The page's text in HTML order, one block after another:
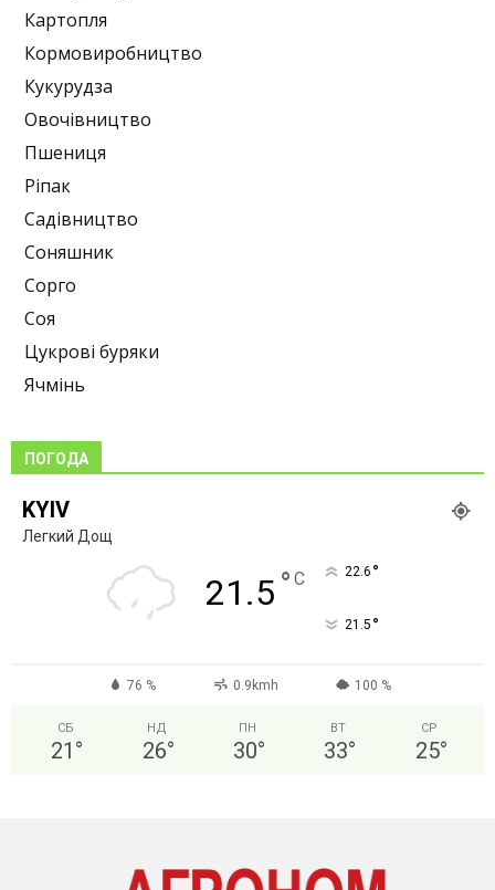
Картопля
Кормовиробництво
Кукурудза
Овочівництво
Пшениця
Ріпак
Садівництво
Соняшник
Сорго
Соя
Цукрові буряки
Ячмінь
ПОГОДА
KYIV
Легкий Дощ
21.5 ° C 22.6 °
21.5 °
76 % 0.9kmh 100 %
СБ
21 °
НД
26°
ПН
30°
ВТ
33°
СР
25°